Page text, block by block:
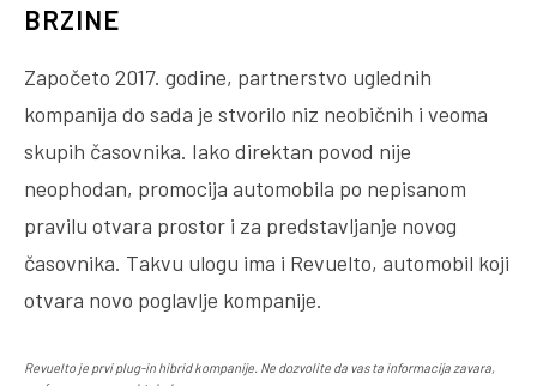
BRZINE
Započeto 2017. godine, partnerstvo uglednih
kompanija do sada je stvorilo niz neobičnih i veoma
skupih časovnika. Iako direktan povod nije
neophodan, promocija automobila po nepisanom
pravilu otvara prostor i za predstavljanje novog
časovnika. Takvu ulogu ima i Revuelto, automobil koji
otvara novo poglavlje kompanije.
Revuelto je prvi plug-in hibrid kompanije. Ne dozvolite da vas ta informacija zavara,